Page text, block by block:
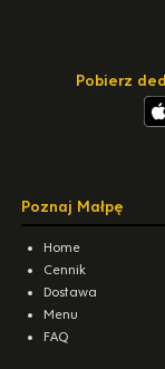
Pobierz
Poznaj Małpę
Home
Cennik
Dostawa
Menu
FAQ